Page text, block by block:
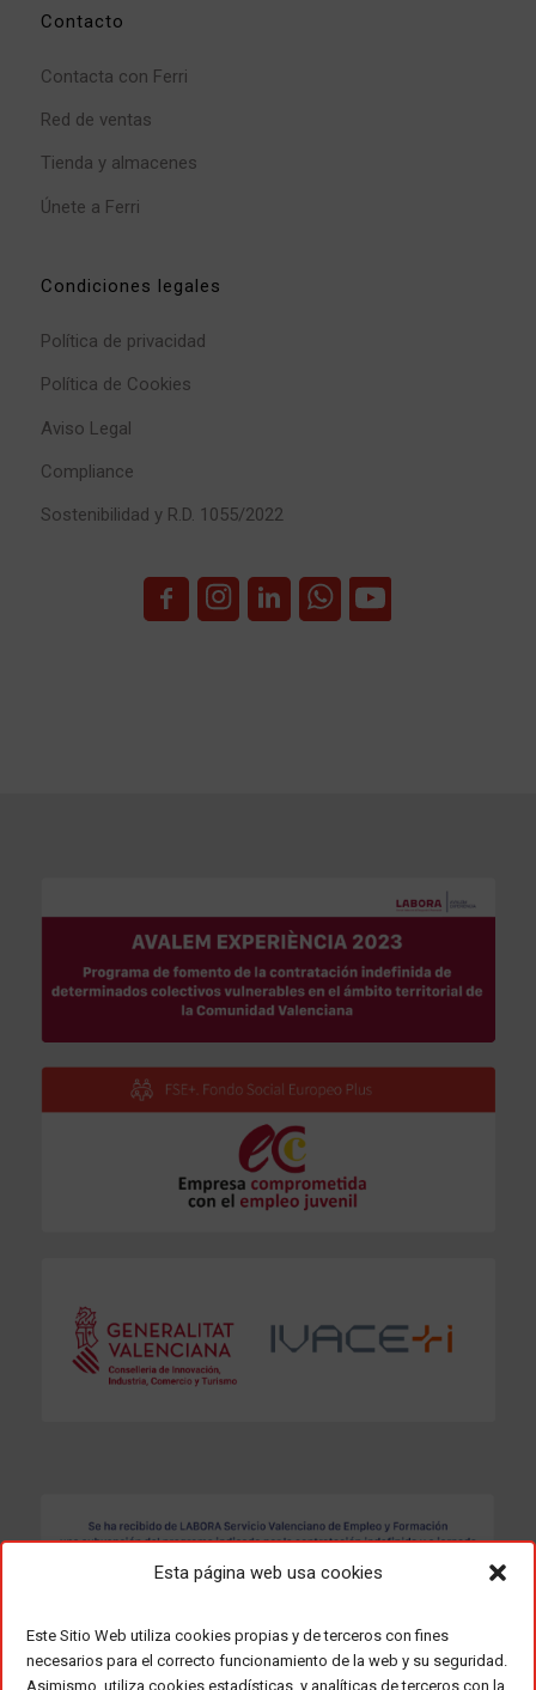
Esta página web usa cookies
Este Sitio Web utiliza cookies propias y de terceros con fines
necesarios para el correcto funcionamiento de la web y su seguridad.
Asimismo, utiliza cookies estadísticas, y analíticas de terceros con la
Contacto
Contacta con Ferri
Red de ventas
Tienda y almacenes
Únete a Ferri
Condiciones legales
Política de privacidad
Política de Cookies
Aviso Legal
Compliance
Sostenibilidad y R.D. 1055/2022